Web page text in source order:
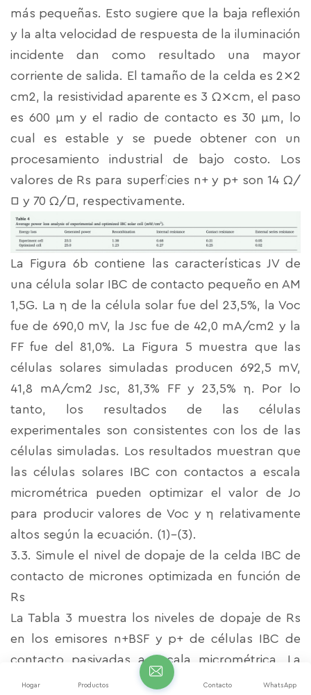
más pequeñas. Esto sugiere que la baja reflexión
y la alta velocidad de respuesta de la iluminación
incidente dan como resultado una mayor
corriente de salida. El tamaño de la celda es 2⨯2
cm2, la resistividad aparente es 3 Ω⨯cm, el paso
es 600 μm y el radio de contacto es 30 μm, lo
cual es estable y se puede obtener con un
procesamiento industrial de bajo costo. Los
valores de Rs para superficies n+ y p+ son 14 Ω/
□ y 70 Ω/□, respectivamente.
La Figura 6b contiene las características JV de
una célula solar IBC de contacto pequeño en AM
1,5G. La η de la célula solar fue del 23,5%, la Voc
fue de 690,0 mV, la Jsc fue de 42,0 mA/cm2 y la
FF fue del 81,0%. La Figura 5 muestra que las
células solares simuladas producen 692,5 mV,
41,8 mA/cm2 Jsc, 81,3% FF y 23,5% η. Por lo
tanto, los resultados de las células
experimentales son consistentes con los de las
células simuladas. Los resultados muestran que
las células solares IBC con contactos a escala
micrométrica pueden optimizar el valor de Jo
para producir valores de Voc y η relativamente
altos según la ecuación. (1)–(3).
3.3. Simule el nivel de dopaje de la celda IBC de
contacto de micrones optimizada en función de
Rs
La Tabla 3 muestra los niveles de dopaje de Rs
en los emisores n+BSF y p+ de células IBC de
contacto pasivadas a escala micrométrica. La
simulación utiliza una oblea de gran volumen y
Hogar Productos WhatsApp
Contacto